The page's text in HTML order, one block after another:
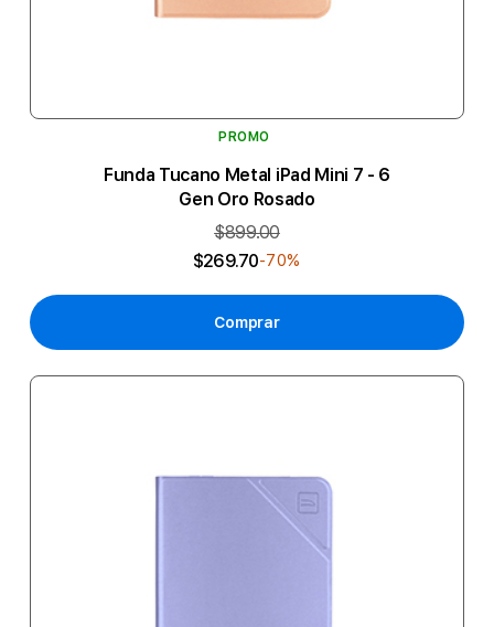
PROMO
Funda Tucano Metal iPad Mini 7 - 6
Gen Oro Rosado
$899.00
$269.70-70%
Comprar